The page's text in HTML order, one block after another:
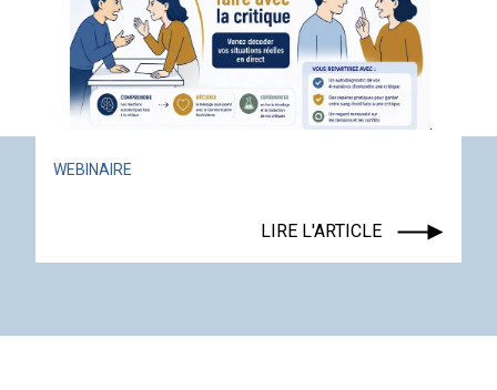
WEBINAIRE
LIRE L'ARTICLE